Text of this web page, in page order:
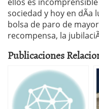
sociedad y hoy en dÃ­a
bolsa de paro de
recompensa, la
Publicaciones